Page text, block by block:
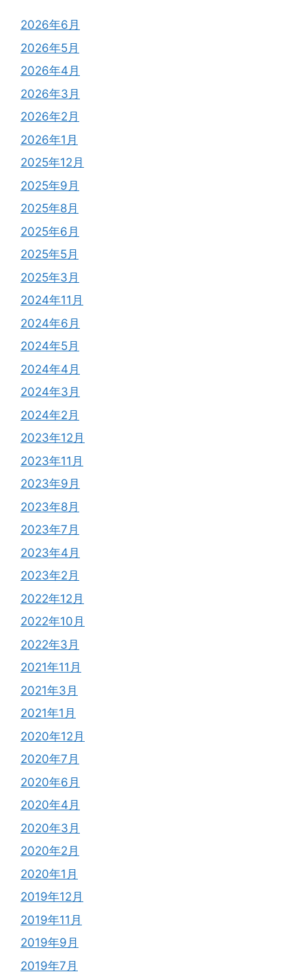
2026年6月
2026年5月
2026年4月
2026年3月
2026年2月
2026年1月
2025年12月
2025年9月
2025年8月
2025年6月
2025年5月
2025年3月
2024年11月
2024年6月
2024年5月
2024年4月
2024年3月
2024年2月
2023年12月
2023年11月
2023年9月
2023年8月
2023年7月
2023年4月
2023年2月
2022年12月
2022年10月
2022年3月
2021年11月
2021年3月
2021年1月
2020年12月
2020年7月
2020年6月
2020年4月
2020年3月
2020年2月
2020年1月
2019年12月
2019年11月
2019年9月
2019年7月